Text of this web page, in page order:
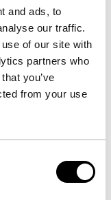
and ads, to
our traffic.
of our site with
partners who
you’ve
from your use